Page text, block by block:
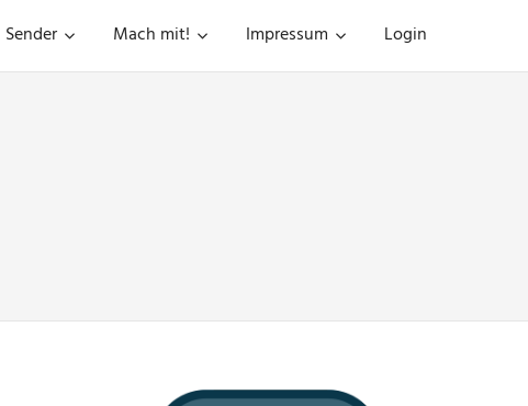
Sender Mach mit! Impressum Login